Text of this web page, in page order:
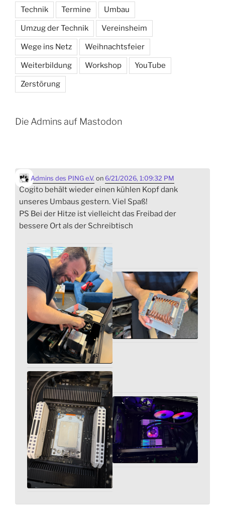
Technik Termine Umbau
Umzug der Technik Vereinsheim
Wege ins Netz Weihnachtsfeier
Weiterbildung Workshop YouTube
Zerstörung
Die Admins auf Mastodon
Admins des PING e.V. on 6/21/2026, 1:09:32 PM
Cogito behält wieder einen kühlen Kopf dank
unseres Umbaus gestern. Viel Spaß!
PS Bei der Hitze ist vielleicht das Freibad der
bessere Ort als der Schreibtisch